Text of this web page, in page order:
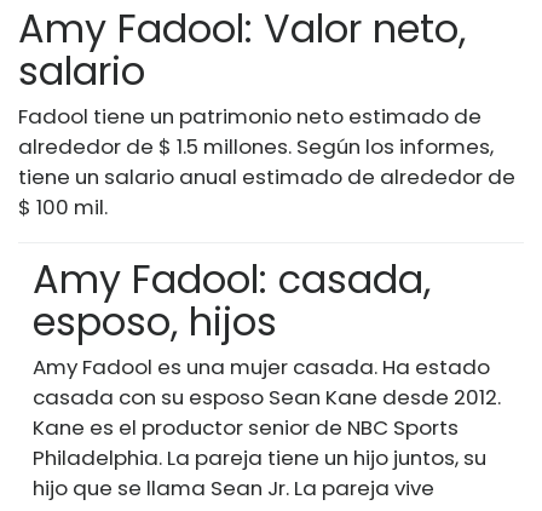
Amy Fadool: Valor neto,
salario
Fadool tiene un patrimonio neto estimado de
alrededor de $ 1.5 millones. Según los informes,
tiene un salario anual estimado de alrededor de
$ 100 mil.
Amy Fadool: casada,
esposo, hijos
Amy Fadool es una mujer casada. Ha estado
casada con su esposo Sean Kane desde 2012.
Kane es el productor senior de NBC Sports
Philadelphia. La pareja tiene un hijo juntos, su
hijo que se llama Sean Jr. La pareja vive